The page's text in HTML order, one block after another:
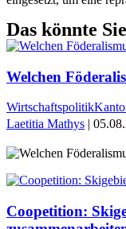
Das könnte
Welchen
Wirtschaftspolitik
Laetitia Mathys |
Coopetition: